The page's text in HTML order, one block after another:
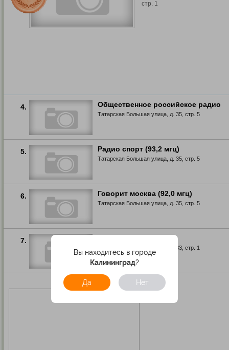
Вы находитесь в городе
Калининград?
Да Нет
стр. 1
4. Общественное российское радио
Татарская Большая улица, д. 35, стр. 5
5. Радио спорт (93,2 мгц)
Татарская Большая улица, д. 35, стр. 5
6. Говорит москва (92,0 мгц)
Татарская Большая улица, д. 35, стр. 5
7.
Татарская Большая улица, д. 33, стр. 1